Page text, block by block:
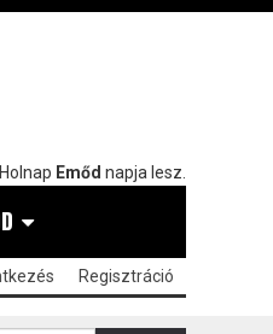
Emőd napja lesz.
Regisztráció